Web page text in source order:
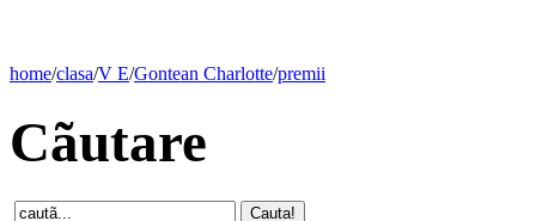
home/clasa/V E/Gontean Charlotte/premii
Cãutare